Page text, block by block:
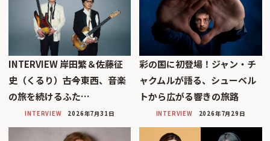
INTERVIEW 岸田繁＆佐藤征
史（くるり）――古今東西、音楽
の旅を続けるふた…
INTERVIEW 2026年7月31日
彩の国に初登場！ジャン・チ
ャクムルが語る、シューベル
トから広がる響きの旅路
INTERVIEW 2026年7月29日